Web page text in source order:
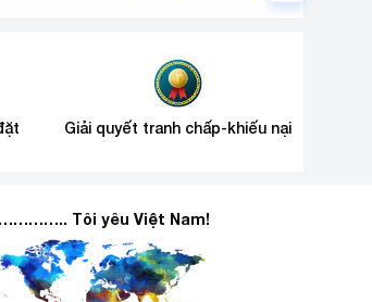
Giải quyết tranh chấp-khiếu nại
………….. Tôi yêu Việt Nam!